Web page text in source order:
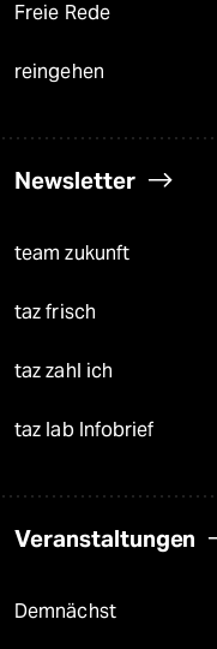
Freie Rede
reingehen
Newsletter
team zukunft
taz frisch
taz zahl ich
taz lab Infobrief
Veranstaltungen
Demnächst